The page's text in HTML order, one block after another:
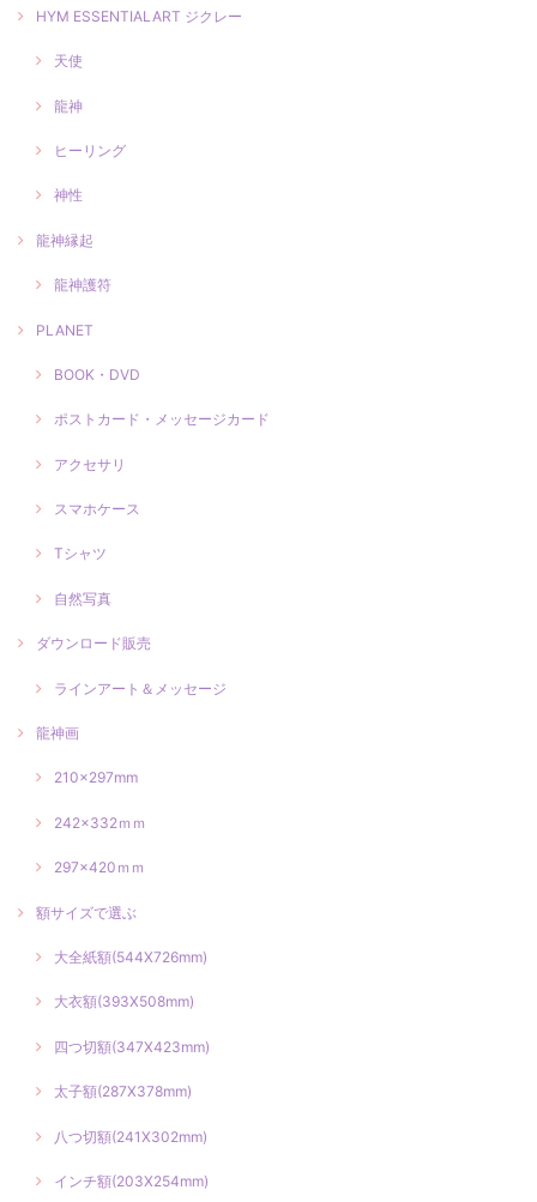
HYM ESSENTIALART ジクレー
天使
龍神
ヒーリング
神性
龍神縁起
龍神護符
PLANET
BOOK・DVD
ポストカード・メッセージカード
アクセサリ
スマホケース
Tシャツ
自然写真
ダウンロード販売
ラインアート＆メッセージ
龍神画
210×297mm
242×332ｍｍ
297×420ｍｍ
額サイズで選ぶ
大全紙額(544X726mm)
大衣額(393X508mm)
四つ切額(347X423mm)
太子額(287X378mm)
八つ切額(241X302mm)
インチ額(203X254mm)